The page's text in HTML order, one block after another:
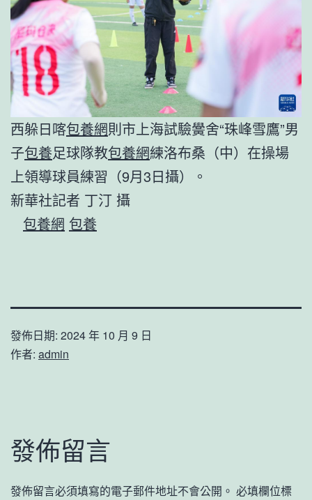
西躲日喀包養網則市上海試驗黌舍“珠峰雪鷹”男
子包養足球隊教包養網練洛布桑（中）在操場
上領導球員練習（9月3日攝）。
新華社記者 丁汀 攝
包養網 包養
發佈日期: 2024 年 10 月 9 日
作者: admin
發佈留言
發佈留言必須填寫的電子郵件地址不會公開。 必填欄位標